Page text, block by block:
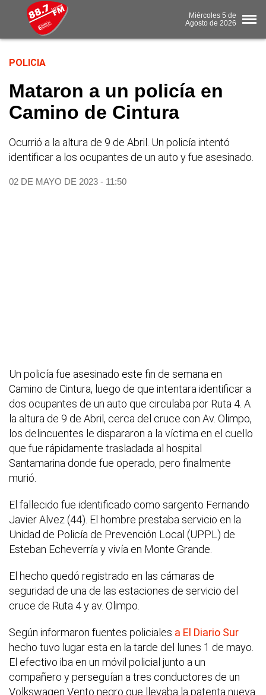
Miércoles 5 de
Agosto de 2026
POLICIA
Mataron a un policía en
Camino de Cintura
Ocurrió a la altura de 9 de Abril. Un policía intentó
identificar a los ocupantes de un auto y fue asesinado.
02 DE MAYO DE 2023 - 11:50
Un policía fue asesinado este fin de semana en
Camino de Cintura, luego de que intentara identificar a
dos ocupantes de un auto que circulaba por Ruta 4. A
la altura de 9 de Abril, cerca del cruce con Av. Olimpo,
los delincuentes le dispararon a la víctima en el cuello
que fue rápidamente trasladada al hospital
Santamarina donde fue operado, pero finalmente
murió.
El fallecido fue identificado como sargento Fernando
Javier Alvez (44). El hombre prestaba servicio en la
Unidad de Policía de Prevención Local (UPPL) de
Esteban Echeverría y vivía en Monte Grande.
El hecho quedó registrado en las cámaras de
seguridad de una de las estaciones de servicio del
cruce de Ruta 4 y av. Olimpo.
Según informaron fuentes policiales a El Diario Sur
hecho tuvo lugar esta en la tarde del lunes 1 de mayo.
El efectivo iba en un móvil policial junto a un
compañero y perseguían a tres conductores de un
Volkswagen Vento negro que llevaba la patenta nueva